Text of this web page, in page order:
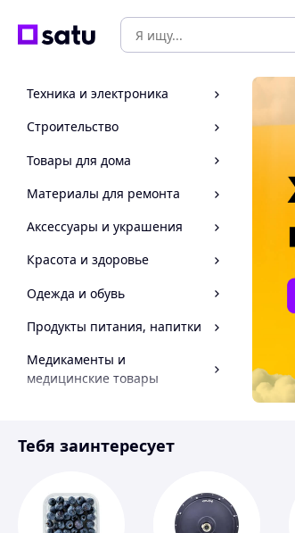
Техника и электроника
Строительство
Товары для дома
Материалы для ремонта
Аксессуары и украшения
Красота и здоровье
Одежда и обувь
Продукты питания, напитки
Медикаменты и
медицинские товары
Инструмент
Тебя заинтересует